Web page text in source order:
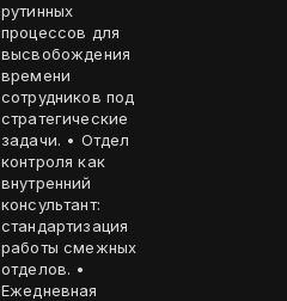
рутинных
процессов для
высвобождения
времени
сотрудников под
стратегические
задачи. • Отдел
контроля как
внутренний
консультант:
стандартизация
работы смежных
отделов. •
Ежедневная